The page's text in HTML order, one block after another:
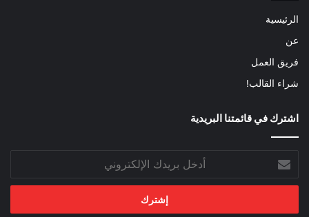
الرئيسية
عن
فريق العمل
شراء القالب!
اشترك في قائمتنا البريدية
بريدك
الإلكتروني